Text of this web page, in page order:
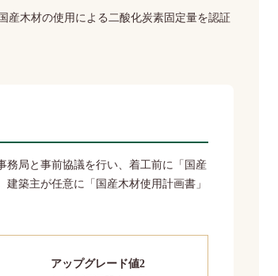
産木材の使用による二酸化炭素固定量を認証
務局と事前協議を行い、着工前に「国産
築主が任意に「国産木材使用計画書」
アップグレード値2